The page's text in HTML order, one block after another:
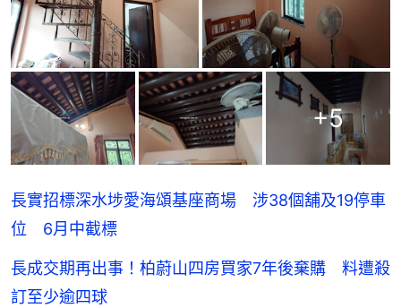
+5
長實招標深水埗愛海頌基座商場 涉38個舖及19停車
位 6月中截標
長成交期再出事！柏蔚山四房買家7年後棄購 料遭殺
訂至少逾四球